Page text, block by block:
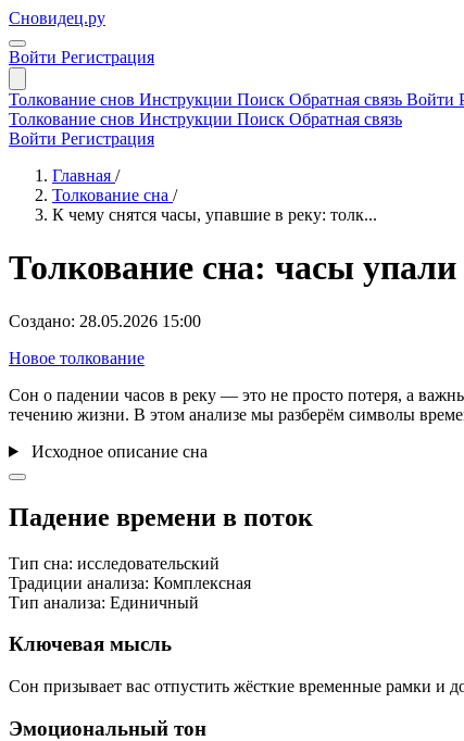
Сновидец.ру
Войти Регистрация
Толкование снов Инструкции Поиск Обратная связь Войти
Толкование снов Инструкции Поиск Обратная связь
Войти Регистрация
Главная /
Толкование сна /
К чему снятся часы, упавшие в реку: толк...
Толкование сна: часы упали
Создано: 28.05.2026 15:00
Новое толкование
Сон о падении часов в реку — это не просто потеря, а
течению жизни. В этом анализе мы разберём символы
Исходное описание сна
Падение времени в поток
Тип сна: исследовательский
Традиции анализа: Комплексная
Тип анализа: Единичный
Ключевая мысль
Сон призывает вас отпустить жёсткие временные рамки и
Эмоциональный тон